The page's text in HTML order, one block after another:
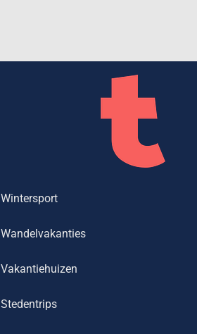
Wintersport
Wandelvakanties
Vakantiehuizen
Stedentrips